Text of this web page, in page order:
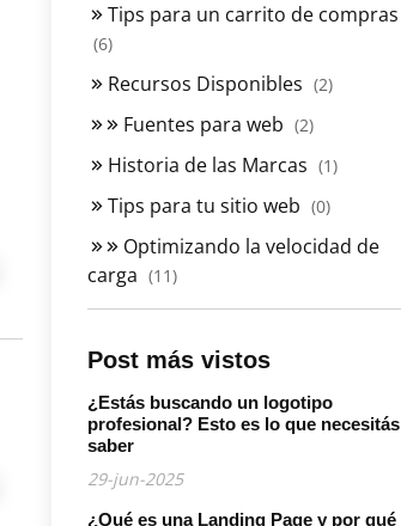
Tips para un carrito de compras
(6)
Recursos Disponibles (2)
Fuentes para web (2)
Historia de las Marcas (1)
Tips para tu sitio web (0)
Optimizando la velocidad de
carga (11)
Post más vistos
¿Estás buscando un logotipo
profesional? Esto es lo que necesitás
saber
29-jun-2025
¿Qué es una Landing Page y por qué